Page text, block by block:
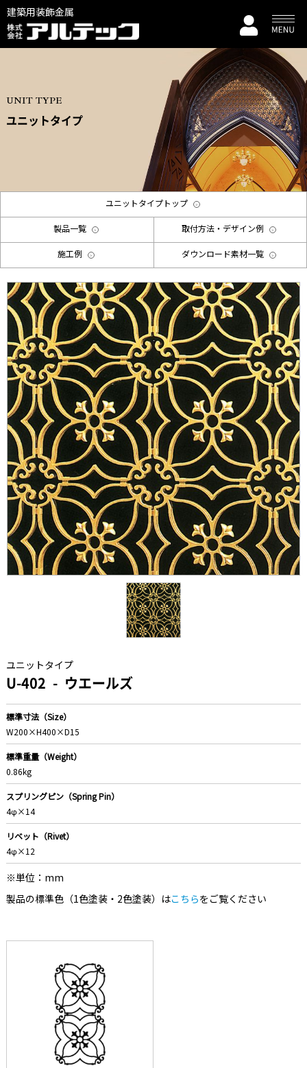
建築用装飾金属
UNIT TYPE
ユニットタイプ
ユニットタイプトップ
製品一覧 取付方法・デザイン例
施工例 ダウンロード素材一覧
ユニットタイプ
U-402 ウエールズ
標準寸法（Size）
W200×H400×D15
標準重量（Weight）
0.86kg
スプリングピン（Spring Pin）
4φ×14
リベット（Rivet）
4φ×12
※単位：mm
製品の標準色（1色塗装・2色塗装）はこちらをご覧ください